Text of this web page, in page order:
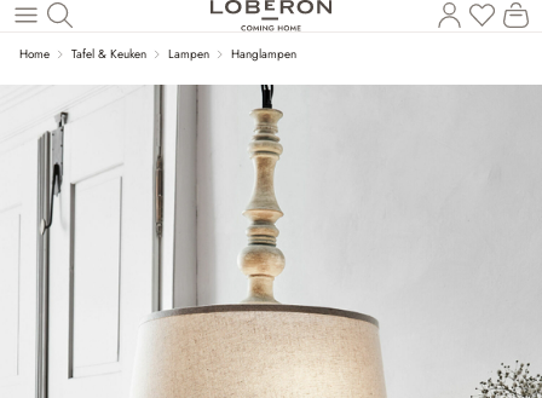
Naar de hoofdinhoud
U
Home Tafel & Keuken Lampen Hanglampen